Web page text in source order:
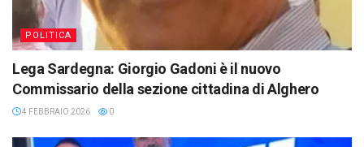
POLITICA
Lega Sardegna: Giorgio Gadoni è il nuovo
Commissario della sezione cittadina di Alghero
4 FEBBRAIO 2026 0